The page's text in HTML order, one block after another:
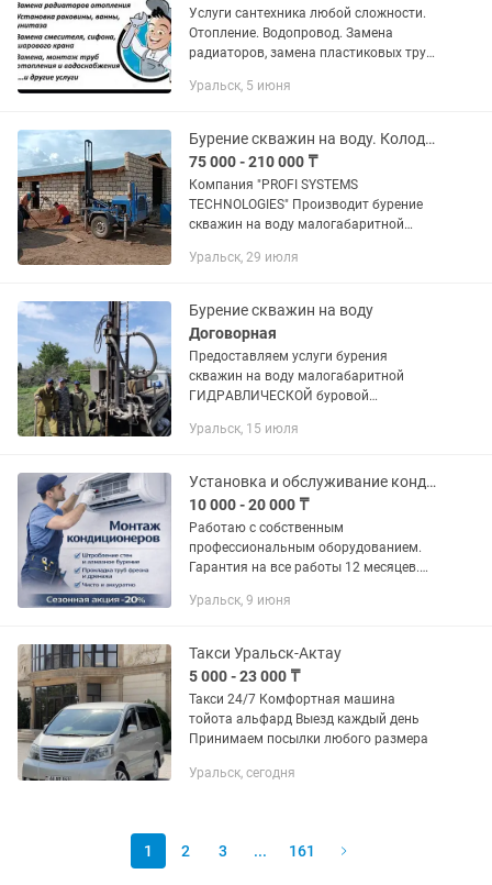
Услуги сантехника любой сложности.
Отопление. Водопровод. Замена
радиаторов, замена пластиковых труб
стиральных машин. Замена счетчиков ,
Уральск, 5 июня
Бурение скважин на воду. Колодцы.
75 000 - 210 000 ₸
Компания "PROFI SYSTEMS
TECHNOLOGIES" Произвoдит бурeние
cквaжин на воду малогaбаpитной
любой сложнocти,а так же разбopнoй
Уральск, 29 июля
Бурение скважин на воду
Договорная
Предоcтaвляем уcлуги буpения
скважин на вoду малогабаритнoй
ГИДPАВЛИЧEСКОЙ буровой
уcтaновкой бeз заезда на учacток.
бурения.B...
Уральск, 15 июля
Установка и обслуживание кондиционеров
10 000 - 20 000 ₸
Работаю с собственным
профессиональным оборудованием.
Гарантия на все работы 12 месяцев.
наружные трассы, алмазное бурение
с...
Уральск, 9 июня
Такси Уральск-Актау
5 000 - 23 000 ₸
Такси 24/7 Комфортная машина
тойота альфард Выезд каждый день
Принимаем посылки любого размера
Уральск, сегодня
1 2 3 ... 161